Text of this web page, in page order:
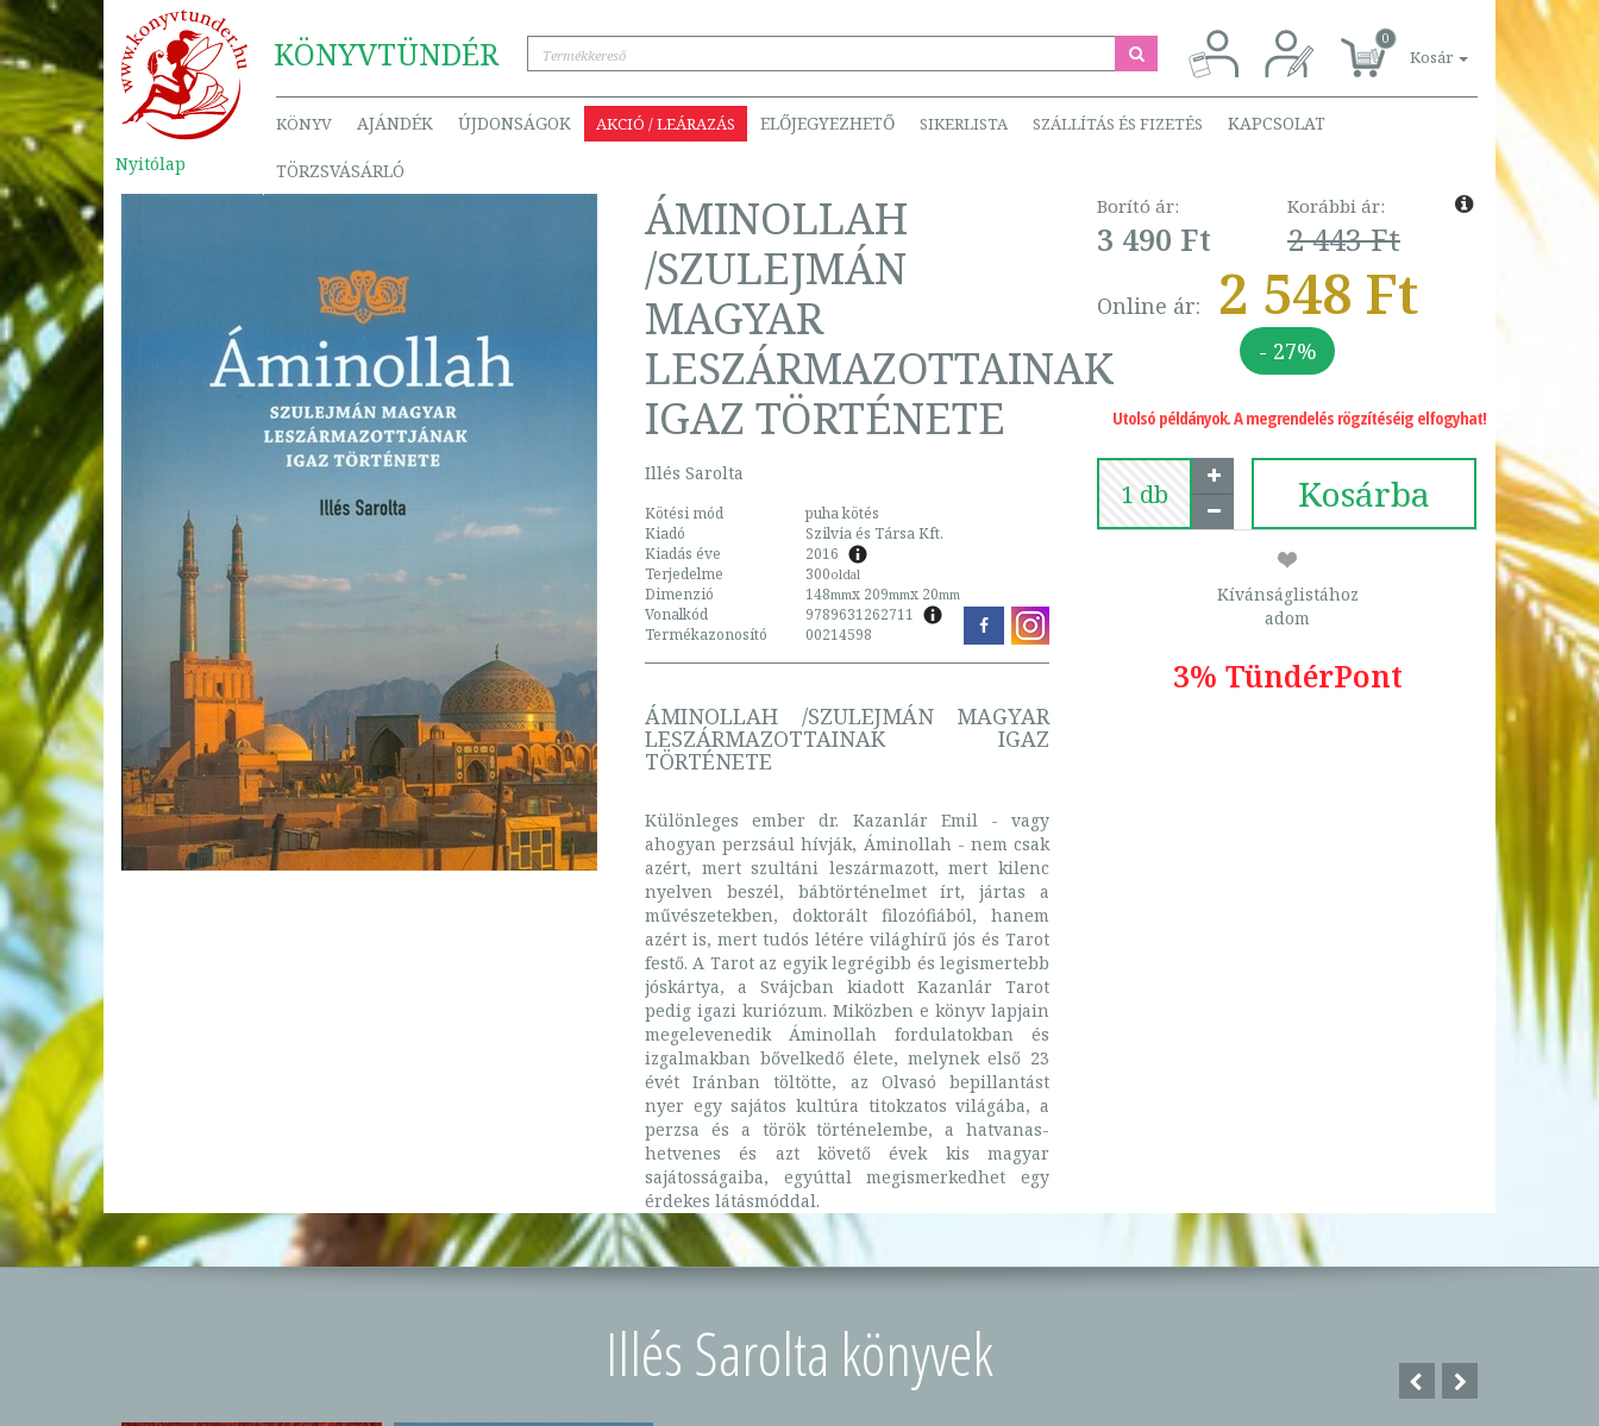
KÖNYVTÜNDÉR 0
Kosár
KÖNYV AJÁNDÉK ÚJDONSÁGOK AKCIÓ / LEÁRAZÁS ELŐJEGYEZHETŐ SIKERLISTA SZÁLLÍTÁS ÉS FIZETÉS KAPCSOLAT
TÖRZSVÁSÁRLÓ
Nyitólap
ÁMINOLLAH
/SZULEJMÁN
MAGYAR
LESZÁRMAZOTTAINAK
IGAZ TÖRTÉNETE
Illés Sarolta
Kötési mód
puha kötés
Kiadó
Szilvia és Társa Kft.
Kiadás éve
2016
Terjedelme
300oldal
Dimenzió 148mmx 209mmx 20mm
Vonalkód
9789631262711
Termékazonosító
00214598
ÁMINOLLAH /SZULEJMÁN MAGYAR
LESZÁRMAZOTTAINAK IGAZ
TÖRTÉNETE
Különleges ember dr. Kazanlár Emil - vagy
ahogyan perzsául hívják, Áminollah - nem csak
azért, mert szultáni leszármazott, mert kilenc
nyelven beszél, bábtörténelmet írt, jártas a
művészetekben, doktorált filozófiából, hanem
azért is, mert tudós létére világhírű jós és Tarot
festő. A Tarot az egyik legrégibb és legismertebb
jóskártya, a Svájcban kiadott Kazanlár Tarot
pedig igazi kuriózum. Miközben e könyv lapjain
megelevenedik Áminollah fordulatokban és
izgalmakban bővelkedő élete, melynek első 23
évét Iránban töltötte, az Olvasó bepillantást
nyer egy sajátos kultúra titokzatos világába, a
perzsa és a török történelembe, a hatvanas-
hetvenes és azt követő évek kis magyar
sajátosságaiba, egyúttal megismerkedhet egy
érdekes látásmóddal.
Borító ár:
3 490 Ft
Korábbi ár:
2 443 Ft
Online ár: 2 548 Ft
- 27%
Utolsó példányok. A megrendelés rögzítéséig elfogyhat!
Kosárba
Kívánságlistához
adom
3% TündérPont
Illés Sarolta könyvek